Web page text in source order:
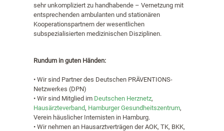
sehr unkompliziert zu handhabende – Vernetzung mit
entsprechenden ambulanten und stationären
Kooperationspartnern der wesentlichen
subspezialisierten medizinischen Disziplinen.
Rundum in guten Händen:
• Wir sind Partner des Deutschen PRÄVENTIONS-
Netzwerkes (DPN)
• Wir sind Mitglied im Deutschen Herznetz,
Hausärzteverband, Hamburger Gesundheitszentrum,
Verein häuslicher Internisten in Hamburg.
• Wir nehmen an Hausarztverträgen der AOK, TK, BKK,